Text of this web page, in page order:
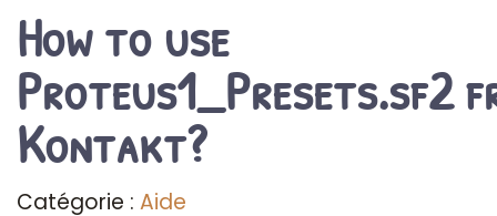
How to use
Proteus1_Presets.sf2
Kontakt?
Catégorie : Aide